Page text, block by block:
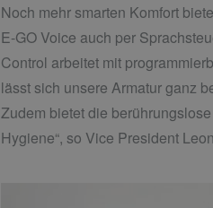
Noch mehr smarten Komfort
E-GO Voice auch per
Control arbeitet mit
lässt sich unsere Armatur ganz
Zudem bietet die
Hygiene“, so Vice President